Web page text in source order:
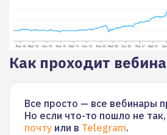
Как проходит
Все просто — все вебинары
Но если что-то пошло не
почту или в Telegram.